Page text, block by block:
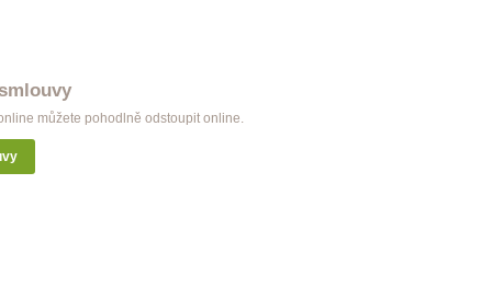
můžete pohodlně odstoupit online.